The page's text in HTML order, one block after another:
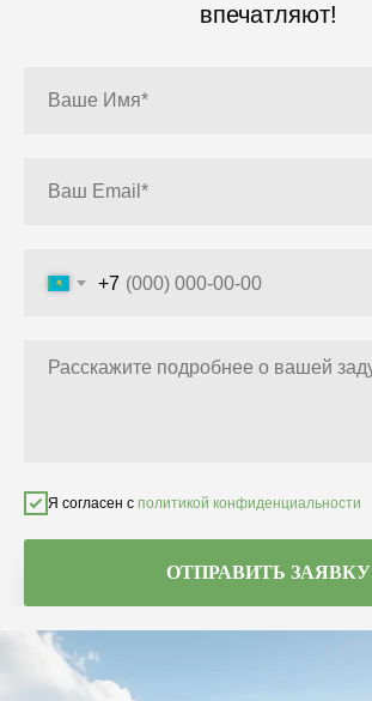
впечатляют!
+7
Я согласен с политикой конфиденциальности
ОТПРАВИТЬ ЗАЯВКУ